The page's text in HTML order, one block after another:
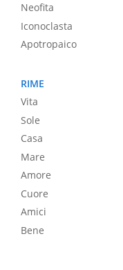
Neofita
Iconoclasta
Apotropaico
RIME
Vita
Sole
Casa
Mare
Amore
Cuore
Amici
Bene